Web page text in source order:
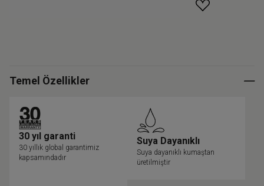
Temel Özellikler
30 yıl garanti
30 yıllık global garantimiz
kapsamındadır
Suya Dayanıklı
Suya dayanıklı kumaştan
üretilmiştir